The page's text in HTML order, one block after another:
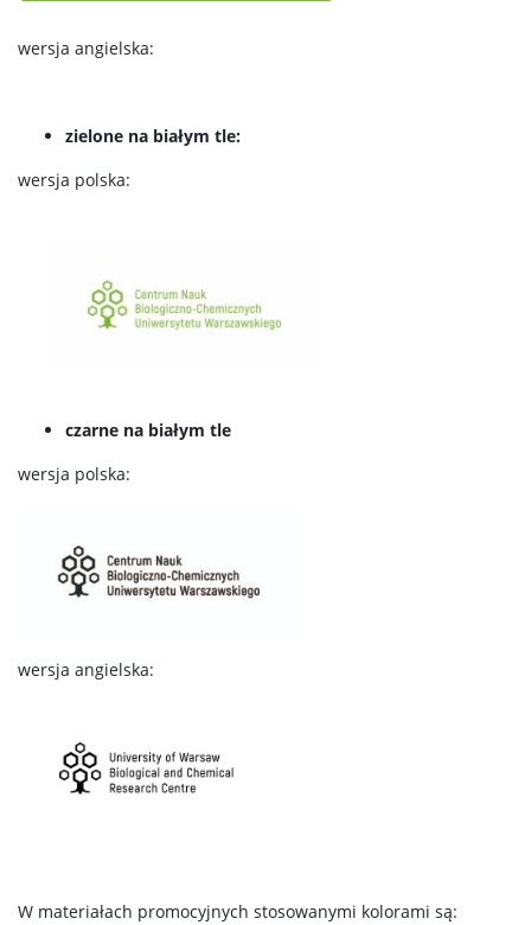
wersja angielska:
zielone na białym tle:
wersja polska:
czarne na białym tle
wersja polska:
wersja angielska:
W materiałach promocyjnych stosowanymi kolorami są: